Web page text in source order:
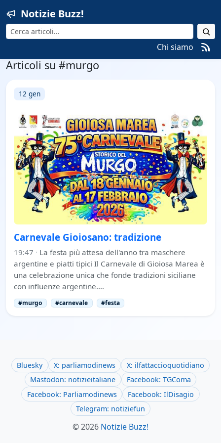
Notizie Buzz!
Cerca
Chi siamo
Articoli su #murgo
12 gen
Carnevale Gioiosano: tradizione
19:47 · La festa più attesa dell'anno tra maschere
argentine e piatti tipici Il Carnevale di Gioiosa Marea è
una celebrazione unica che fonde tradizioni siciliane
con influenze argentine.…
#murgo #carnevale #festa
Bluesky X: parliamodinews
X: ilfattaccioquotidiano
Mastodon: notizieitaliane
Facebook: TGComa
Facebook: Parliamodinews
Facebook: IlDisagio
Telegram: notiziefun
© 2026 Notizie Buzz!